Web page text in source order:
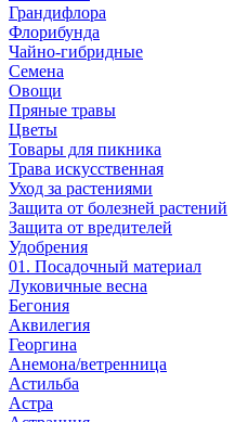
Грандифлора
Флорибунда
Чайно-гибридные
Семена
Овощи
Пряные травы
Цветы
Товары для пикника
Трава искусственная
Уход за растениями
Защита от болезней растений
Защита от вредителей
Удобрения
01. Посадочный материал
Луковичные весна
Бегония
Аквилегия
Георгина
Анемона/ветренница
Астильба
Астра